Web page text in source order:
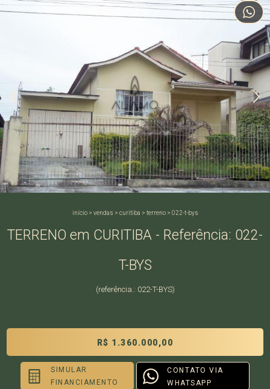
início> vendas > curitiba > terreno> 022-t-bys
TERRENO em CURITIBA - Referência: 022-
T-BYS
(referência.: 022-T-BYS)
R$ 1.360.000,00
SIMULAR
FINANCIAMENTO
CONTATO VIA
WHATSAPP